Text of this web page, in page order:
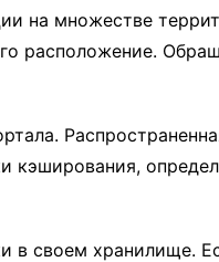
на множестве
расположение.
кэширования,
в своем хранилище.